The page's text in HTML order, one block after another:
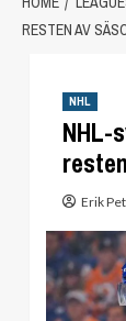
RESTEN AV
NHL
NHL-
Erik